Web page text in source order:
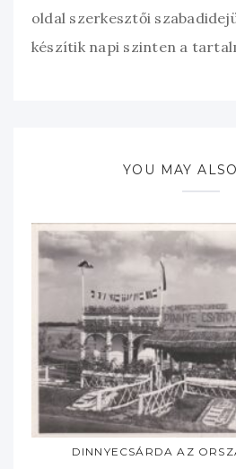
oldal szerkesztői
készítik napi szinten a
YOU MAY
DINNYECSÁRDA AZ